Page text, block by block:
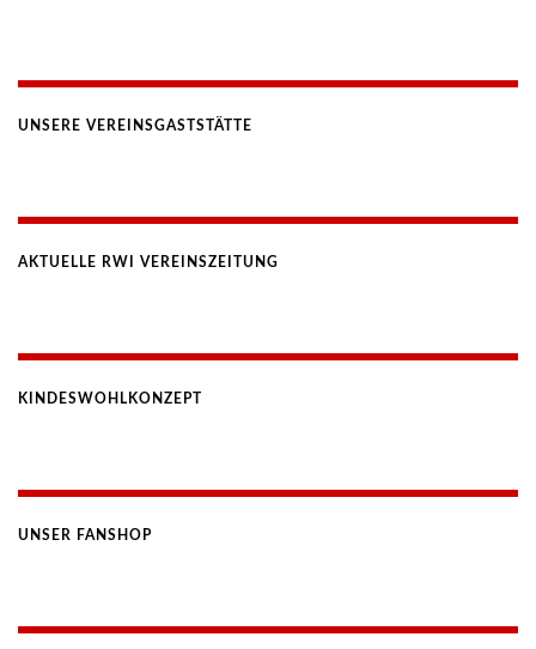
UNSERE VEREINSGASTSTÄTTE
AKTUELLE RWI VEREINSZEITUNG
KINDESWOHLKONZEPT
UNSER FANSHOP